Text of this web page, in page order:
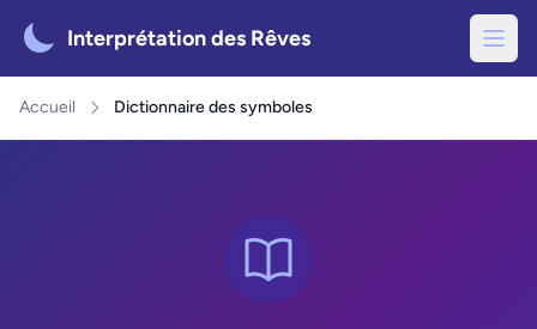
Interprétation des Rêves
Accueil Dictionnaire des symboles